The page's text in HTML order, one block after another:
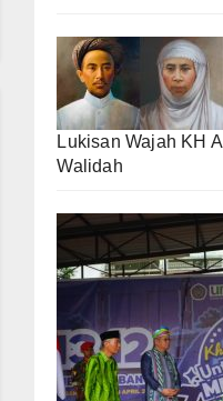
Lukisan Wajah KH
Walidah